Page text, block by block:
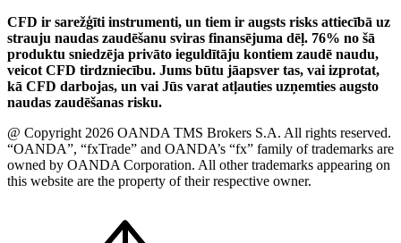
CFD ir sarežģīti instrumenti, un tiem ir augsts risks attiecībā uz
strauju naudas zaudēšanu sviras finansējuma dēļ. 76% no šā
produktu sniedzēja privāto ieguldītāju kontiem zaudē naudu,
veicot CFD tirdzniecību. Jums būtu jāapsver tas, vai izprotat,
kā CFD darbojas, un vai Jūs varat atļauties uzņemties augsto
naudas zaudēšanas risku.
@ Copyright 2026 OANDA TMS Brokers S.A. All rights reserved.
“OANDA”, “fxTrade” and OANDA’s “fx” family of trademarks are
owned by OANDA Corporation. All other trademarks appearing on
this website are the property of their respective owner.